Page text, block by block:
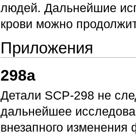
людей. Дальнейшие
крови можно
Приложения
298a
Детали SCP-298 не
дальнейшее
внезапного изменения